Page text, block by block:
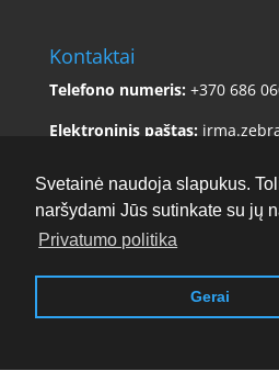
Svetainė naudoja slapukus.
naršydami Jūs sutinkate su jų
Privatumo politika
Gerai
Kontaktai
Telefono numeris: +370 686
Elektroninis paštas: